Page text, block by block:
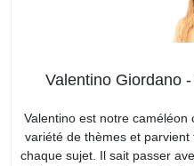
Valentino Giordano
Valentino est notre
variété de thèmes et
chaque sujet. Il sait passer